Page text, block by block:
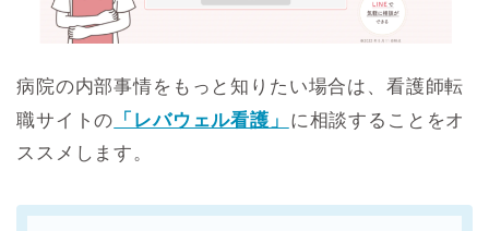
病院の内部事情をもっと知りたい場合は、看護師転
職サイトの 「レバウェル看護」
に相談することをオ
ススメします。